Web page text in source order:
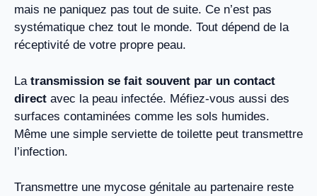
mais ne paniquez pas tout de suite. Ce n’est pas
systématique chez tout le monde. Tout dépend de la
réceptivité de votre propre peau.
La transmission se fait souvent par un contact
direct avec la peau infectée. Méfiez-vous aussi des
surfaces contaminées comme les sols humides.
Même une simple serviette de toilette peut transmettre
l’infection.
Transmettre une mycose génitale au partenaire reste